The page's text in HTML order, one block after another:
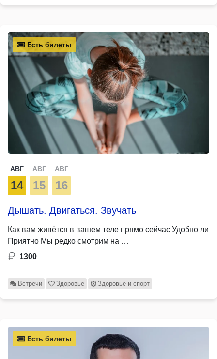
Есть билеты
АВГ
14
АВГ
15
АВГ
16
Дышать. Двигаться. Звучать
Как вам живётся в вашем теле прямо сейчас Удобно ли
Приятно Мы редко смотрим на …
1300
Встречи Здоровье Здоровье и спорт
Есть билеты